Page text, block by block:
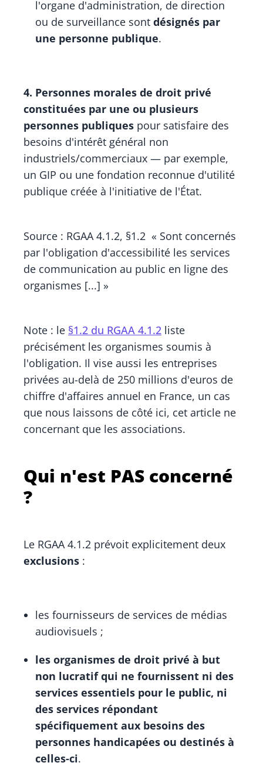
l'organe d'administration, de direction
ou de surveillance sont désignés par
une personne publique.
4. Personnes morales de droit privé
constituées par une ou plusieurs
personnes publiques pour satisfaire des
besoins d'intérêt général non
industriels/commerciaux — par exemple,
un GIP ou une fondation reconnue d'utilité
publique créée à l'initiative de l'État.
Source : RGAA 4.1.2, §1.2 « Sont concernés
par l'obligation d'accessibilité les services
de communication au public en ligne des
organismes [...] »
Note : le §1.2 du RGAA 4.1.2 liste
précisément les organismes soumis à
l'obligation. Il vise aussi les entreprises
privées au-delà de 250 millions d'euros de
chiffre d'affaires annuel en France, un cas
que nous laissons de côté ici, cet article ne
concernant que les associations.
Qui n'est PAS concerné
?
Le RGAA 4.1.2 prévoit explicitement deux
exclusions :
les fournisseurs de services de médias
audiovisuels ;
les organismes de droit privé à but
non lucratif qui ne fournissent ni des
services essentiels pour le public, ni
des services répondant
spécifiquement aux besoins des
personnes handicapées ou destinés à
celles-ci.